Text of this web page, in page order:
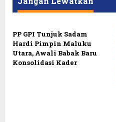
PP GPI Tunjuk Sadam
Hardi Pimpin Maluku
Utara, Awali Babak Baru
Konsolidasi Kader